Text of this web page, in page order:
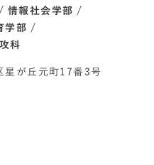
情報社会学部
学部
科
が丘元町17番3号